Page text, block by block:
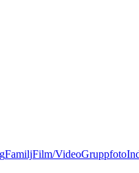
FamiljFilm/VideoGruppfoto